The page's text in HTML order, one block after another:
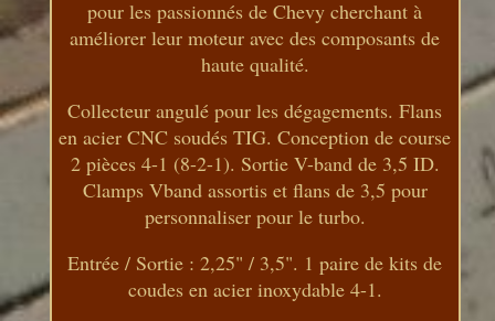
pour les passionnés de Chevy cherchant à
améliorer leur moteur avec des composants de
haute qualité.
Collecteur angulé pour les dégagements. Flans
en acier CNC soudés TIG. Conception de course
2 pièces 4-1 (8-2-1). Sortie V-band de 3,5 ID.
Clamps Vband assortis et flans de 3,5 pour
personnaliser pour le turbo.
Entrée / Sortie : 2,25" / 3,5". 1 paire de kits de
coudes en acier inoxydable 4-1.